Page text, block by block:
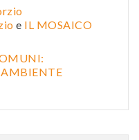
e IL MOSAICO
AMBIENTE